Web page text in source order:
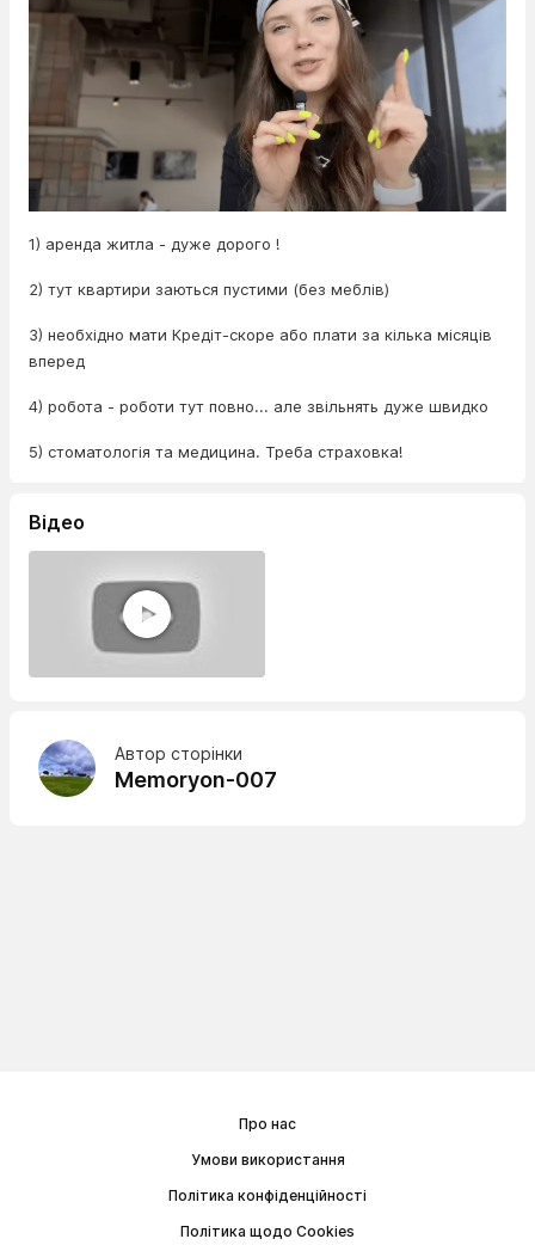
1) аренда житла - дуже дорого !
2) тут квартири заються пустими (без меблів)
3) необхідно мати Кредіт-скоре або плати за кілька місяців
вперед
4) робота - роботи тут повно... але звільнять дуже швидко
5) стоматологія та медицина. Треба страховка!
Відео
Автор сторінки
Memoryon-007
Про нас
Умови використання
Політика конфіденційності
Політика щодо Cookies